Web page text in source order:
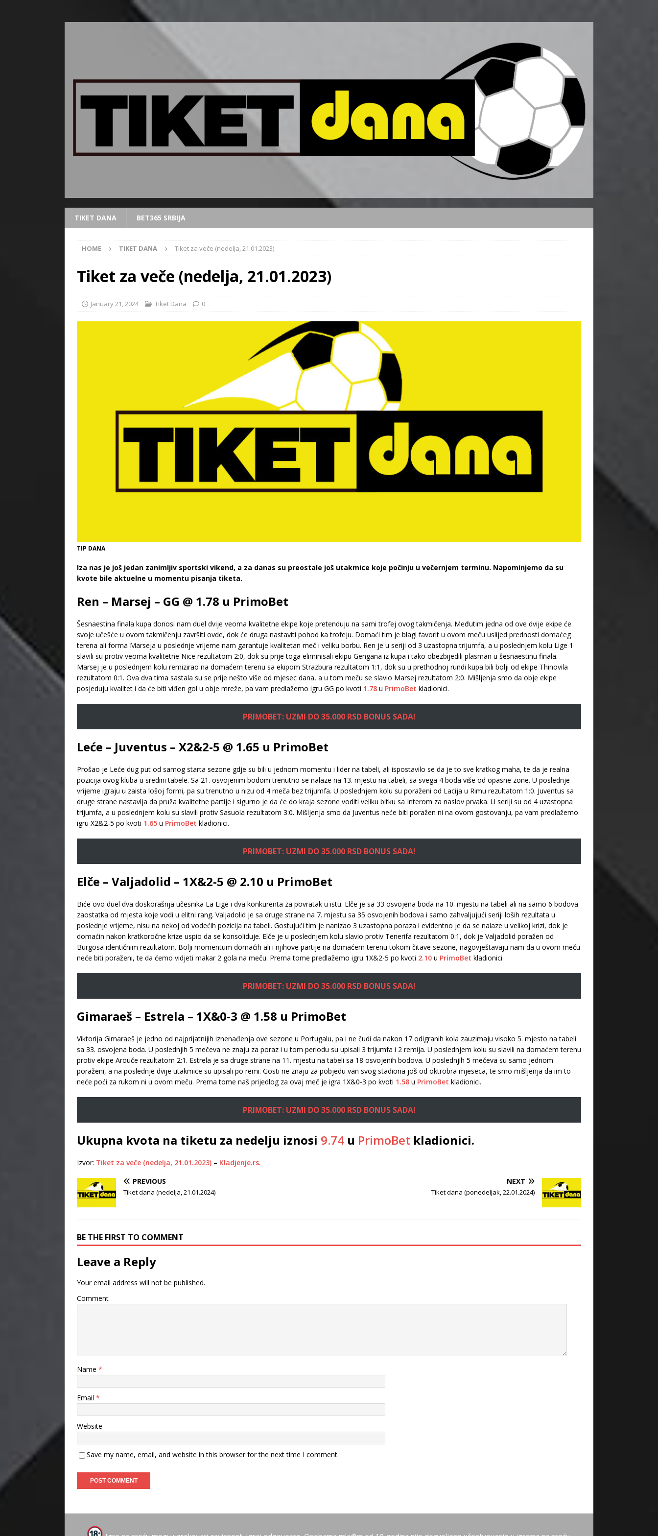
TIKET DANA BET365 SRBIJA
HOME TIKET DANA Tiket za veče (nedelja, 21.01.2023)
Tiket za veče (nedelja, 21.01.2023)
January 21, 2024 Tiket Dana 0
TIP DANA
Iza nas je još jedan zanimljiv sportski vikend, a za danas su preostale još utakmice koje počinju u večernjem terminu. Napominjemo da su
kvote bile aktuelne u momentu pisanja tiketa.
Ren – Marsej – GG @ 1.78 u PrimoBet
Šesnaestina finala kupa donosi nam duel dvije veoma kvalitetne ekipe koje pretenduju na sami trofej ovog takmičenja. Međutim jedna od ove dvije ekipe će
svoje učešće u ovom takmičenju završiti ovde, dok će druga nastaviti pohod ka trofeju. Domaći tim je blagi favorit u ovom meču uslijed prednosti domaćeg
terena ali forma Marseja u poslednje vrijeme nam garantuje kvalitetan meč i veliku borbu. Ren je u seriji od 3 uzastopna trijumfa, a u poslednjem kolu Lige 1
slavili su protiv veoma kvalitetne Nice rezultatom 2:0, dok su prije toga eliminisali ekipu Gengana iz kupa i tako obezbijedili plasman u šesnaestinu finala.
Marsej je u poslednjem kolu remizirao na domaćem terenu sa ekipom Strazbura rezultatom 1:1, dok su u prethodnoj rundi kupa bili bolji od ekipe Thinovila
rezultatom 0:1. Ova dva tima sastala su se prije nešto više od mjesec dana, a u tom meču se slavio Marsej rezultatom 2:0. Mišljenja smo da obje ekipe
posjeduju kvalitet i da će biti viđen gol u obje mreže, pa vam predlažemo igru GG po kvoti 1.78 u PrimoBet kladionici.
PRIMOBET: UZMI DO 35.000 RSD BONUS SADA!
Leće – Juventus – X2&2-5 @ 1.65 u PrimoBet
Prošao je Leće dug put od samog starta sezone gdje su bili u jednom momentu i lider na tabeli, ali ispostavilo se da je to sve kratkog maha, te da je realna
pozicija ovog kluba u sredini tabele. Sa 21. osvojenim bodom trenutno se nalaze na 13. mjestu na tabeli, sa svega 4 boda više od opasne zone. U poslednje
vrijeme igraju u zaista lošoj formi, pa su trenutno u nizu od 4 meča bez trijumfa. U poslednjem kolu su poraženi od Lacija u Rimu rezultatom 1:0. Juventus sa
druge strane nastavlja da pruža kvalitetne partije i sigurno je da će do kraja sezone voditi veliku bitku sa Interom za naslov prvaka. U seriji su od 4 uzastopna
trijumfa, a u poslednjem kolu su slavili protiv Sasuola rezultatom 3:0. Mišljenja smo da Juventus neće biti poražen ni na ovom gostovanju, pa vam predlažemo
igru X2&2-5 po kvoti 1.65 u PrimoBet kladionici.
PRIMOBET: UZMI DO 35.000 RSD BONUS SADA!
Elče – Valjadolid – 1X&2-5 @ 2.10 u PrimoBet
Biće ovo duel dva doskorašnja učesnika La Lige i dva konkurenta za povratak u istu. Elče je sa 33 osvojena boda na 10. mjestu na tabeli ali na samo 6 bodova
zaostatka od mjesta koje vodi u elitni rang. Valjadolid je sa druge strane na 7. mjestu sa 35 osvojenih bodova i samo zahvaljujući seriji loših rezultata u
poslednje vrijeme, nisu na nekoj od vodećih pozicija na tabeli. Gostujući tim je nanizao 3 uzastopna poraza i evidentno je da se nalaze u velikoj krizi, dok je
domaćin nakon kratkoročne krize uspio da se konsoliduje. Elče je u poslednjem kolu slavio protiv Tenerifa rezultatom 0:1, dok je Valjadolid poražen od
Burgosa identičnim rezultatom. Bolji momentum domaćih ali i njihove partije na domaćem terenu tokom čitave sezone, nagovještavaju nam da u ovom meču
neće biti poraženi, te da ćemo vidjeti makar 2 gola na meču. Prema tome predlažemo igru 1X&2-5 po kvoti 2.10 u PrimoBet kladionici.
PRIMOBET: UZMI DO 35.000 RSD BONUS SADA!
Gimaraeš – Estrela – 1X&0-3 @ 1.58 u PrimoBet
Viktorija Gimaraeš je jedno od najprijatnijih iznenađenja ove sezone u Portugalu, pa i ne čudi da nakon 17 odigranih kola zauzimaju visoko 5. mjesto na tabeli
sa 33. osvojena boda. U poslednjih 5 mečeva ne znaju za poraz i u tom periodu su upisali 3 trijumfa i 2 remija. U poslednjem kolu su slavili na domaćem terenu
protiv ekipe Arouče rezultatom 2:1. Estrela je sa druge strane na 11. mjestu na tabeli sa 18 osvojenih bodova. U poslednjih 5 mečeva su samo jednom
poraženi, a na poslednje dvije utakmice su upisali po remi. Gosti ne znaju za pobjedu van svog stadiona još od oktrobra mjeseca, te smo mišljenja da im to
neće poći za rukom ni u ovom meču. Prema tome naš prijedlog za ovaj meč je igra 1X&0-3 po kvoti 1.58 u PrimoBet kladionici.
PRIMOBET: UZMI DO 35.000 RSD BONUS SADA!
Ukupna kvota na tiketu za nedelju iznosi 9.74 u PrimoBet kladionici.
Izvor: Tiket za veče (nedelja, 21.01.2023) – Kladjenje.rs.
PREVIOUS
Tiket dana (nedelja, 21.01.2024)
NEXT
Tiket dana (ponedeljak, 22.01.2024)
BE THE FIRST TO COMMENT
Leave a Reply
Your email address will not be published.
Comment
Name *
Email *
Website
Save my name, email, and website in this browser for the next time I comment.